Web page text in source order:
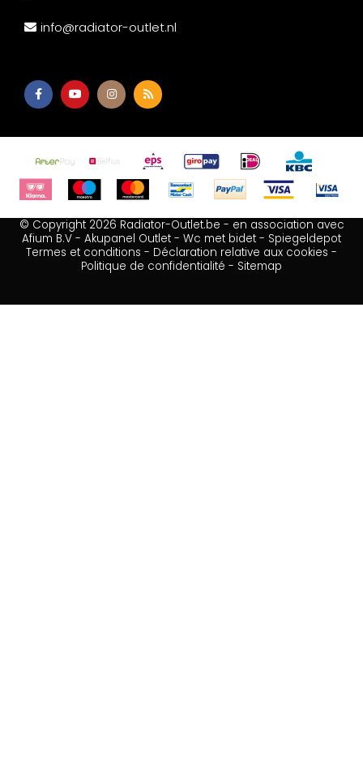
info@radiator-outlet.nl
© Copyright 2026 Radiator-Outlet.be - en association avec
Afium B.V - Akupanel Outlet - Wc met bidet - Spiegeldepot
Termes et conditions - Déclaration relative aux cookies -
Politique de confidentialité - Sitemap